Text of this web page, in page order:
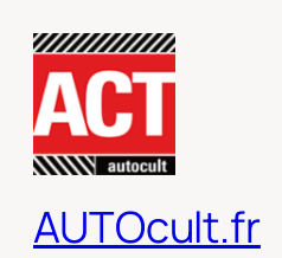
contenu
AUTOcult.fr